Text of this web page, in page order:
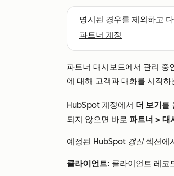
명시된 경우를 제외하고
파트너 계정
파트너 대시보드에서 관리 중
에 대해 고객과 대화를 시작
HubSpot 계정에서 더 보기를
되지 않으면 바로 파트너 > 대
예정된 HubSpot 갱신섹션에
클라이언트: 클라이언트 레코